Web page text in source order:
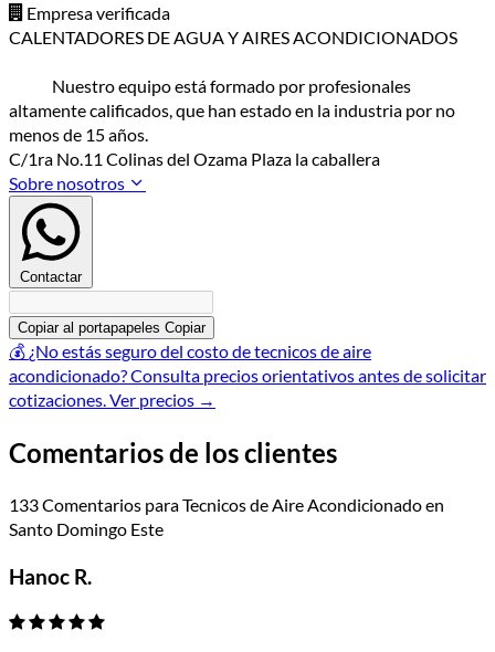
Empresa verificada
CALENTADORES DE AGUA Y AIRES ACONDICIONADOS
Nuestro equipo está formado por profesionales
altamente calificados, que han estado en la industria por no
menos de 15 años.
C/1ra No.11 Colinas del Ozama Plaza la caballera
Sobre nosotros
Contactar
Copiar al portapapeles Copiar
💰 ¿No estás seguro del costo de tecnicos de aire
acondicionado?Consulta precios orientativos antes de solicitar
cotizaciones.Ver precios →
Comentarios de los clientes
133 Comentarios para Tecnicos de Aire Acondicionado en
Santo Domingo Este
Hanoc R.